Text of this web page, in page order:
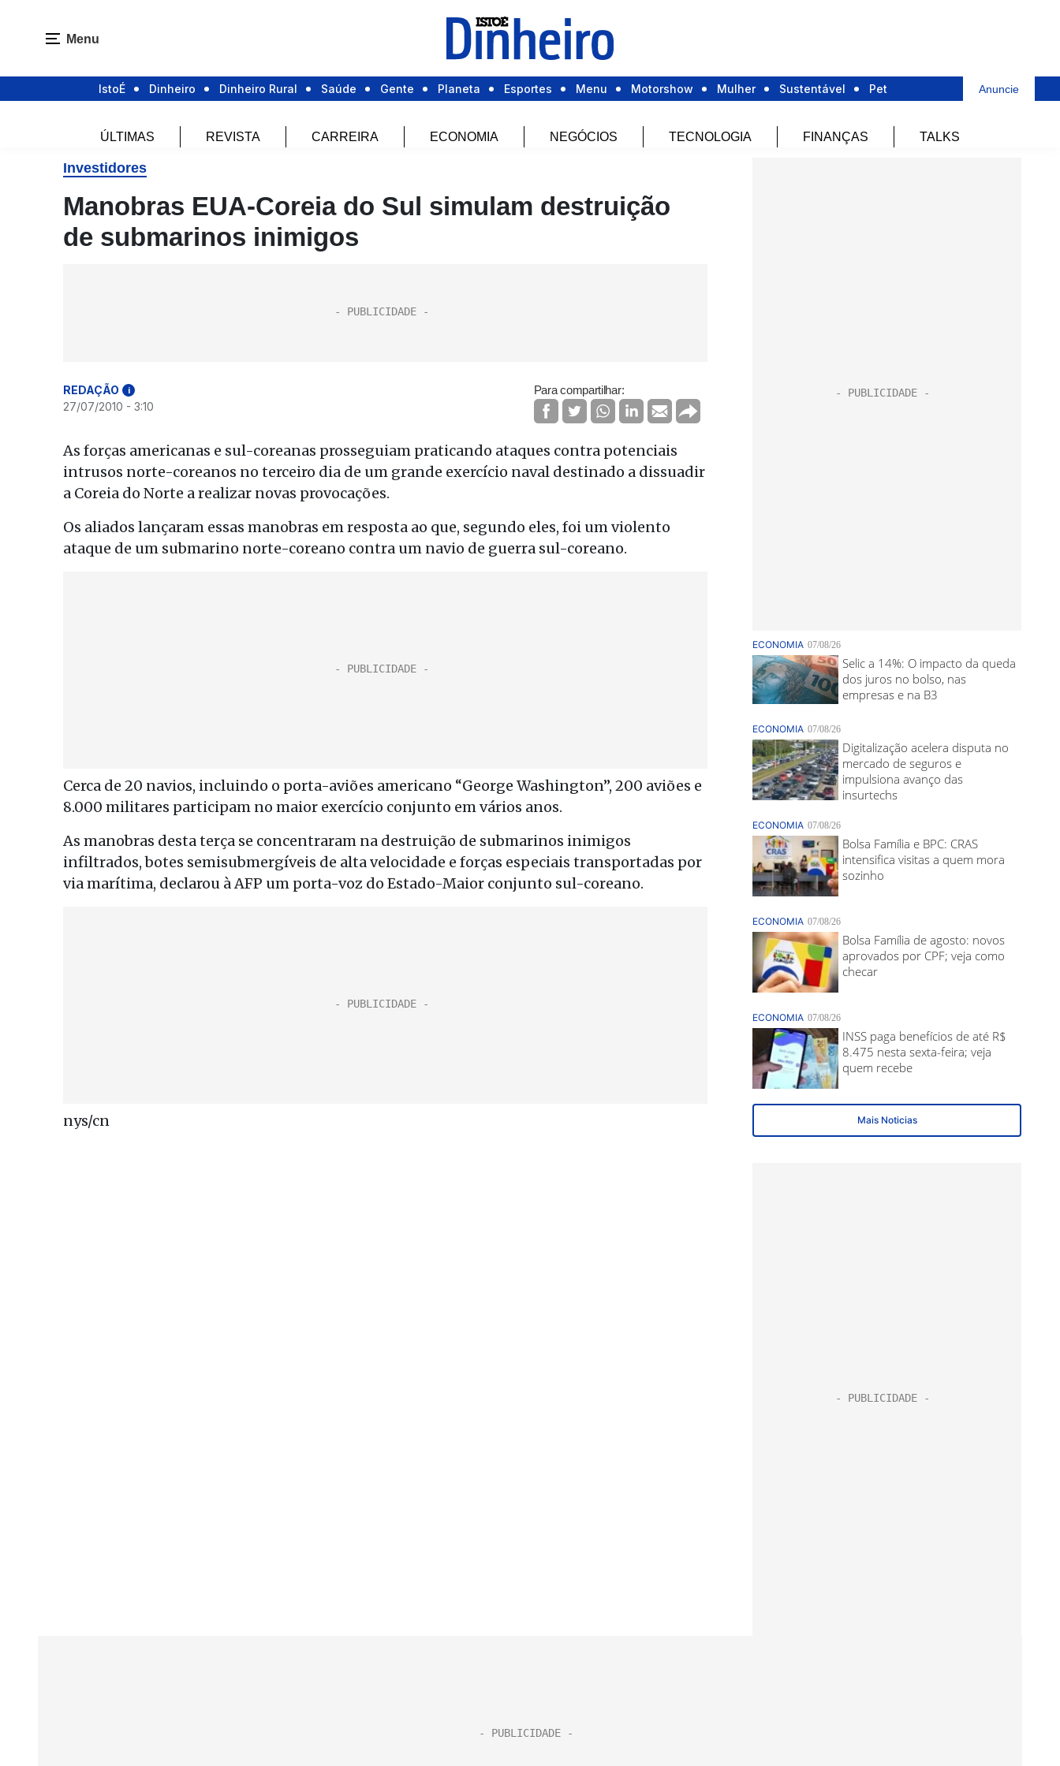
Menu
IstoÉ Dinheiro Dinheiro Rural Saúde Gente Planeta Esportes Menu Motorshow Mulher Sustentável Pet Anuncie
ÚLTIMAS REVISTA CARREIRA ECONOMIA NEGÓCIOS TECNOLOGIA FINANÇAS TALKS
Investidores
Manobras EUA-Coreia do Sul simulam destruição
de submarinos inimigos
REDAÇÃO i
27/07/2010 - 3:10
Para compartilhar:
As forças americanas e sul-coreanas prosseguiam praticando ataques contra potenciais
intrusos norte-coreanos no terceiro dia de um grande exercício naval destinado a dissuadir
a Coreia do Norte a realizar novas provocações.
Os aliados lançaram essas manobras em resposta ao que, segundo eles, foi um violento
ataque de um submarino norte-coreano contra um navio de guerra sul-coreano.
Cerca de 20 navios, incluindo o porta-aviões americano “George Washington”, 200 aviões e
8.000 militares participam no maior exercício conjunto em vários anos.
As manobras desta terça se concentraram na destruição de submarinos inimigos
infiltrados, botes semisubmergíveis de alta velocidade e forças especiais transportadas por
via marítima, declarou à AFP um porta-voz do Estado-Maior conjunto sul-coreano.
nys/cn